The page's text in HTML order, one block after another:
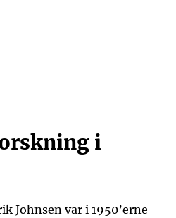
i
Johnsen var i 1950’erne